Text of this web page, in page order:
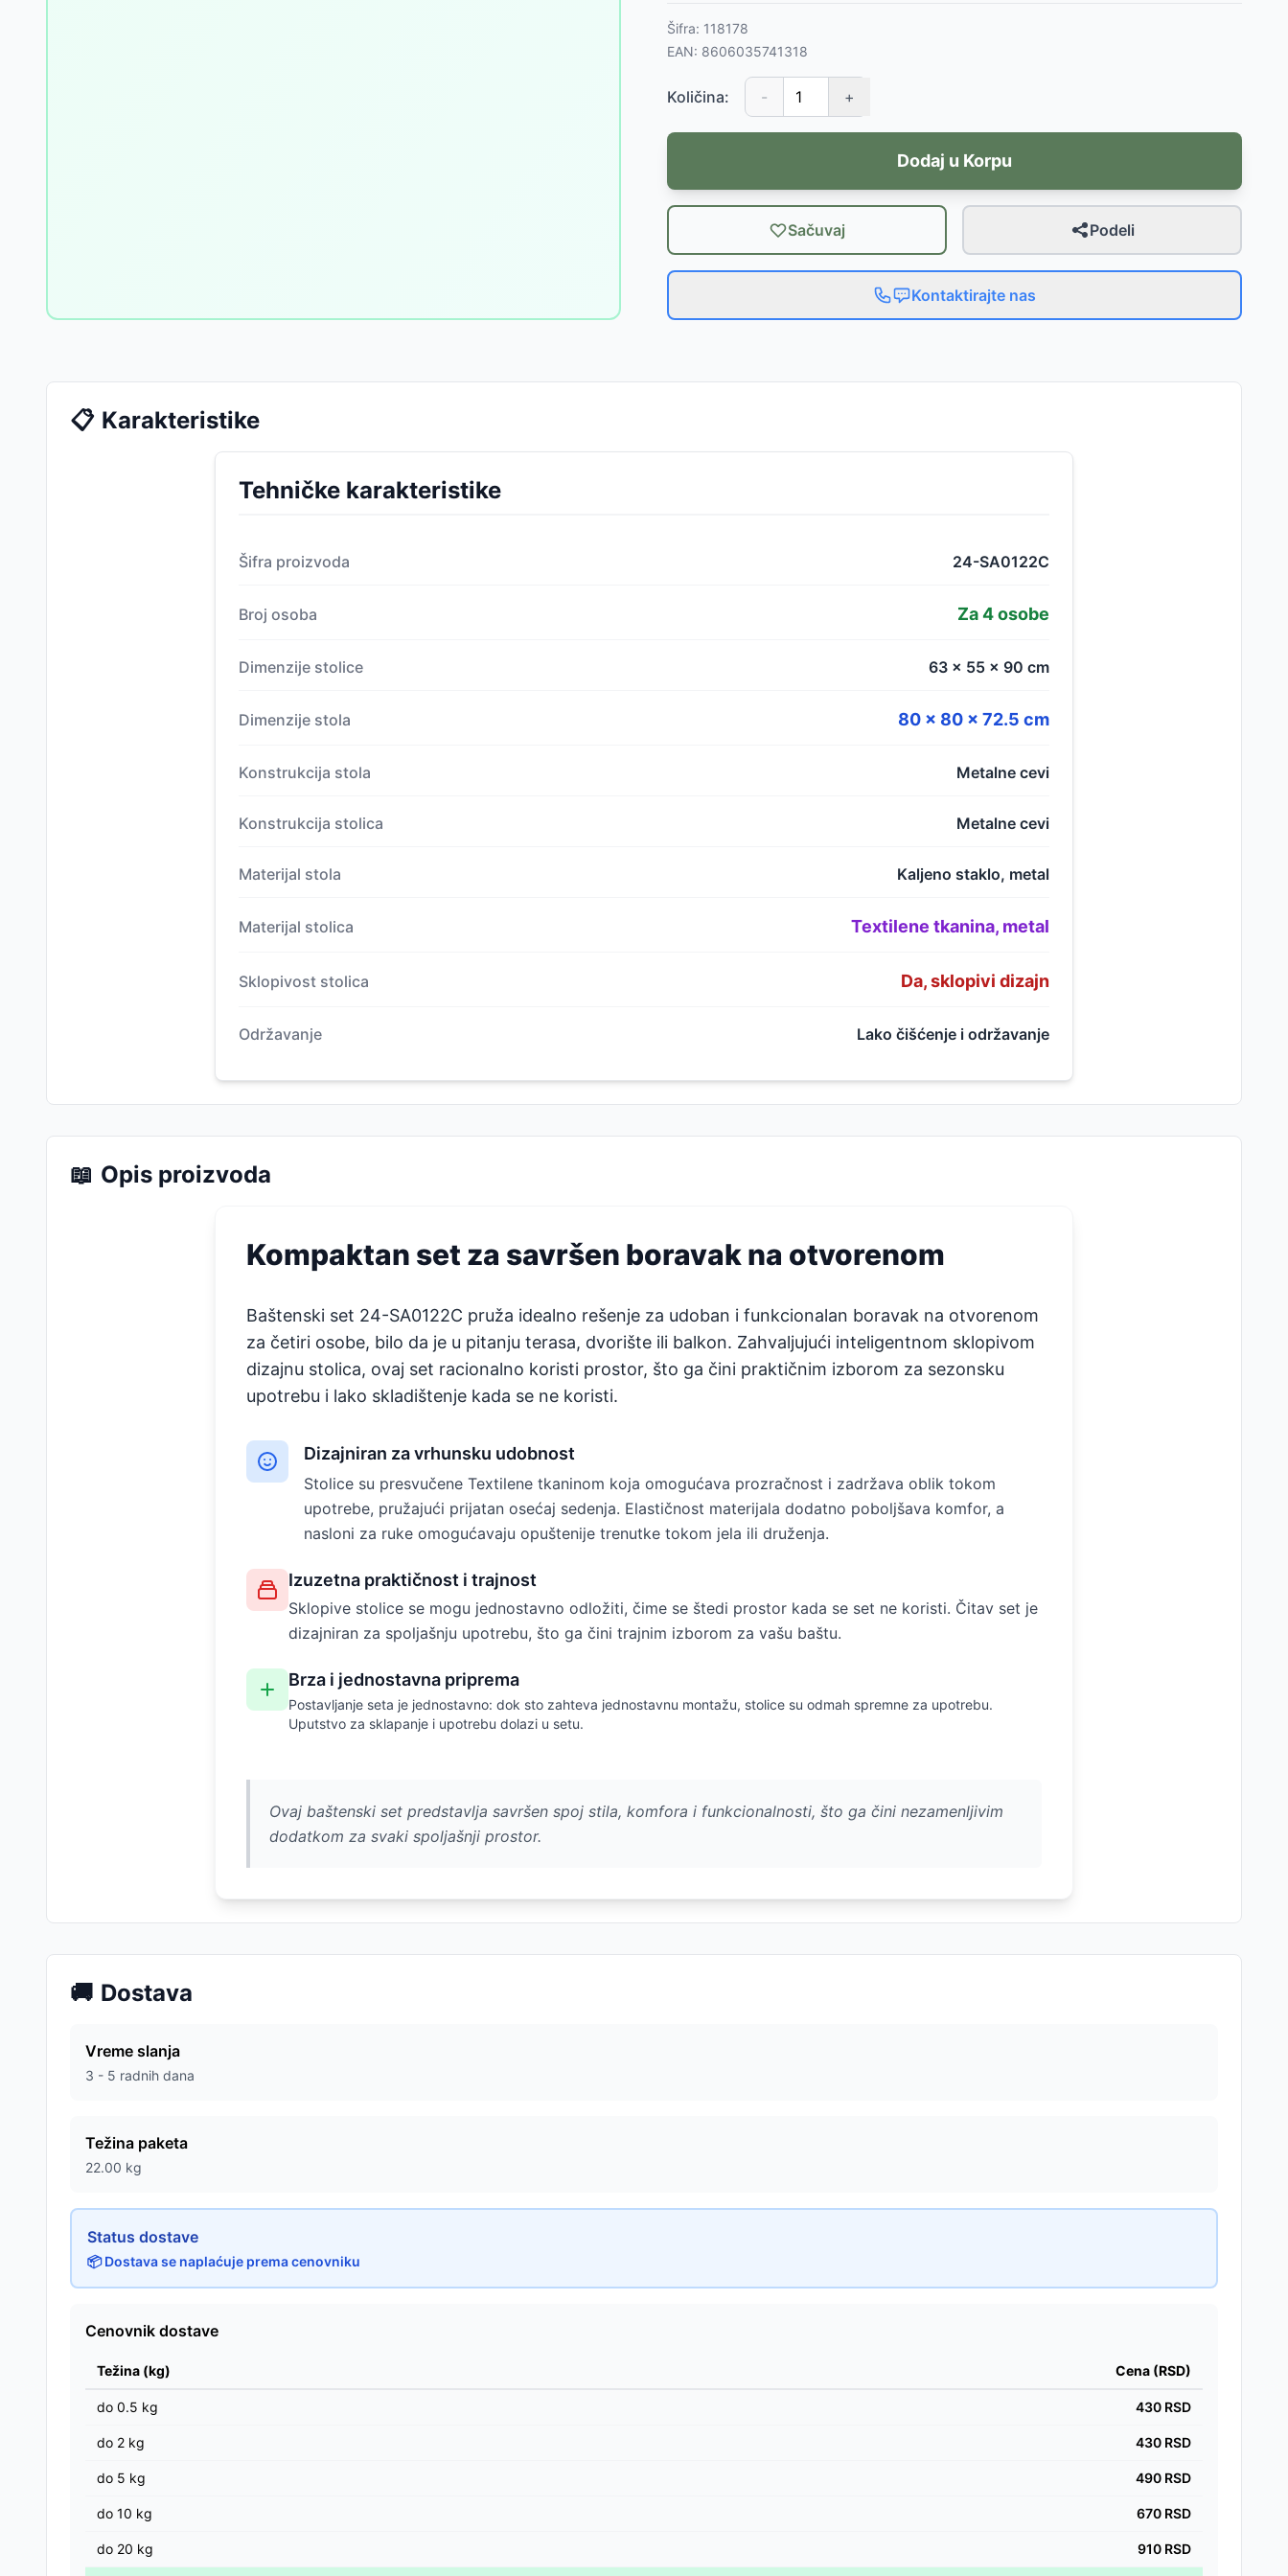
Šifra: 118178
EAN: 8606035741318
Količina: - +
Dodaj u Korpu
Sačuvaj Podeli
Kontaktirajte nas
📋 Karakteristike
Tehničke karakteristike
Šifra proizvoda 24-SA0122C
Broj osoba Za 4 osobe
Dimenzije stolice 63 x 55 x 90 cm
Dimenzije stola 80 x 80 x 72.5 cm
Konstrukcija stola Metalne cevi
Konstrukcija stolica Metalne cevi
Materijal stola Kaljeno staklo, metal
Materijal stolica Textilene tkanina, metal
Sklopivost stolica Da, sklopivi dizajn
Održavanje Lako čišćenje i održavanje
📖 Opis proizvoda
Kompaktan set za savršen boravak na otvorenom
Baštenski set 24-SA0122C pruža idealno rešenje za udoban i funkcionalan boravak na otvorenom
za četiri osobe, bilo da je u pitanju terasa, dvorište ili balkon. Zahvaljujući inteligentnom sklopivom
dizajnu stolica, ovaj set racionalno koristi prostor, što ga čini praktičnim izborom za sezonsku
upotrebu i lako skladištenje kada se ne koristi.
Dizajniran za vrhunsku udobnost
Stolice su presvučene Textilene tkaninom koja omogućava prozračnost i zadržava oblik tokom
upotrebe, pružajući prijatan osećaj sedenja. Elastičnost materijala dodatno poboljšava komfor, a
nasloni za ruke omogućavaju opuštenije trenutke tokom jela ili druženja.
Izuzetna praktičnost i trajnost
Sklopive stolice se mogu jednostavno odložiti, čime se štedi prostor kada se set ne koristi. Čitav set je
dizajniran za spoljašnju upotrebu, što ga čini trajnim izborom za vašu baštu.
Brza i jednostavna priprema
Postavljanje seta je jednostavno: dok sto zahteva jednostavnu montažu, stolice su odmah spremne za upotrebu.
Uputstvo za sklapanje i upotrebu dolazi u setu.
Ovaj baštenski set predstavlja savršen spoj stila, komfora i funkcionalnosti, što ga čini nezamenljivim
dodatkom za svaki spoljašnji prostor.
🚚 Dostava
Vreme slanja
3 - 5 radnih dana
Težina paketa
22.00 kg
Status dostave
📦 Dostava se naplaćuje prema cenovniku
Cenovnik dostave
Težina (kg) Cena (RSD)
do 0.5 kg 430 RSD
do 2 kg 430 RSD
do 5 kg 490 RSD
do 10 kg 670 RSD
do 20 kg 910 RSD